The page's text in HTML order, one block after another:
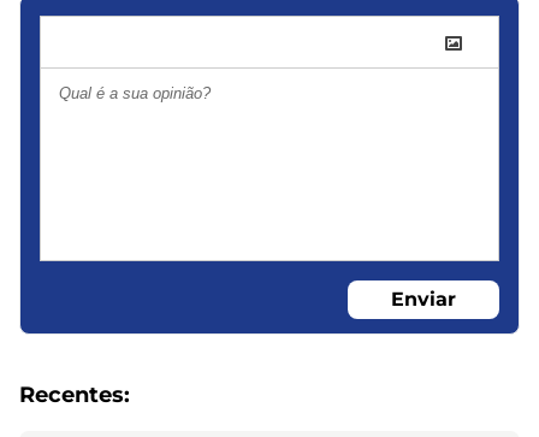
Enviar
Recentes: